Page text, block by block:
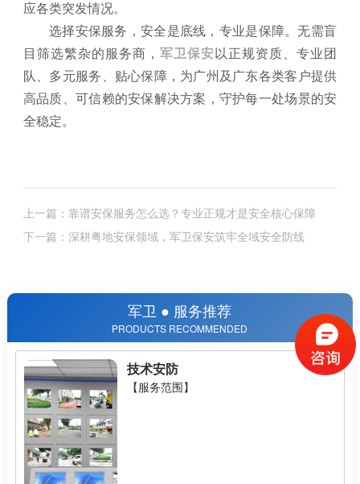
军卫 ● 服务推荐
PRODUCTS RECOMMENDED
技术安防
【服务范围】
应各类突发情况。
选择安保服务，安全是底线，专业是保障。无需盲
目筛选繁杂的服务商， 军卫保安 以正规资质、专业团
队、多元服务、贴心保障，为广州及广东各类客户提供
高品质、可信赖的安保解决方案，守护每一处场景的安
全稳定。
上一篇：靠谱安保服务怎么选？专业正规才是安全核心保障
下一篇：深耕粤地安保领域，军卫保安筑牢全域安全防线